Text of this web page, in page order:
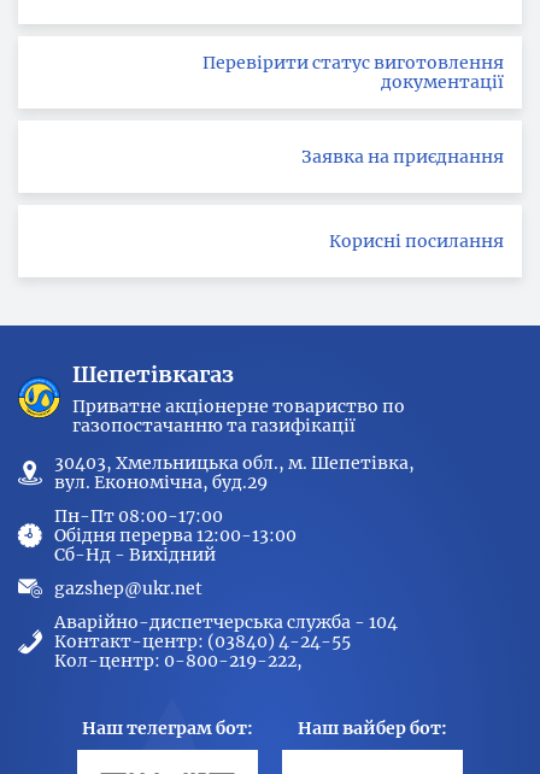
Перевірити статус виготовлення
документації
Заявка на приєднання
Корисні посилання
Шепетівкагаз
Приватне акціонерне товариство по
газопостачанню та газифікації
30403, Хмельницька обл., м. Шепетівка,
вул. Економічна, буд.29
Пн-Пт 08:00-17:00
Обідня перерва 12:00-13:00
Сб-Нд - Вихідний
gazshep@ukr.net
Аварійно-диспетчерська служба - 104
Контакт-центр: (03840) 4-24-55
Кол-центр: 0-800-219-222,
Наш телеграм бот: Наш вайбер бот: